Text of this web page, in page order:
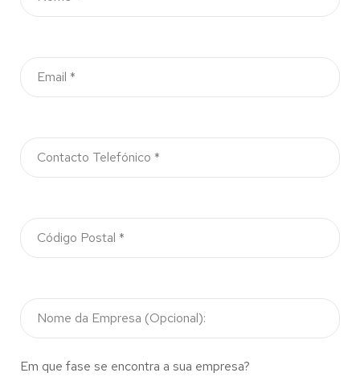
Em que fase se encontra a sua empresa?